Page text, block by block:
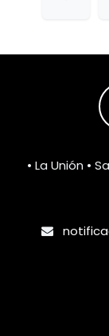
• La Unión •